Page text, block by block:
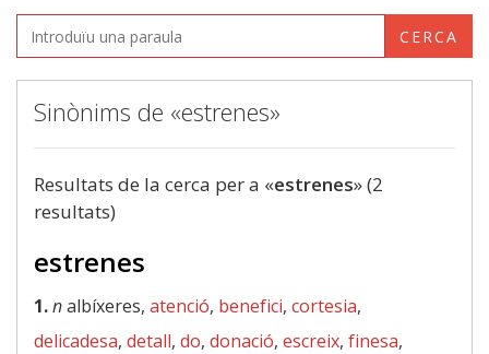
CERCA
Sinònims de «estrenes»
Resultats de la cerca per a «estrenes» (2
resultats)
estrenes
1.nalbíxeres, atenció, benefici, cortesia,
delicadesa, detall, do, donació, escreix, finesa,